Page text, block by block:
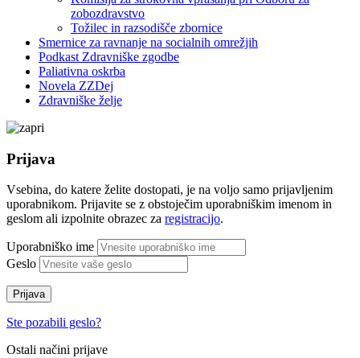
zobozdravstvo
Tožilec in razsodišče zbornice
Smernice za ravnanje na socialnih omrežjih
Podkast Zdravniške zgodbe
Paliativna oskrba
Novela ZZDej
Zdravniške želje
Prijava
Vsebina, do katere želite dostopati, je na voljo samo prijavljenim
uporabnikom. Prijavite se z obstoječim uporabniškim imenom in
geslom ali izpolnite obrazec za registracijo.
Uporabniško ime
Geslo
Prijava
Ste pozabili geslo?
Ostali načini prijave